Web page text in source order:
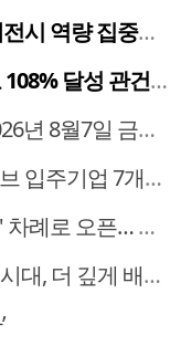
역량 집중해야
관건은 '주민 수용성'
8월7일 금요일
기업 7개사 모집
동 정주여건 좋아진다
깊게 배우는 교육